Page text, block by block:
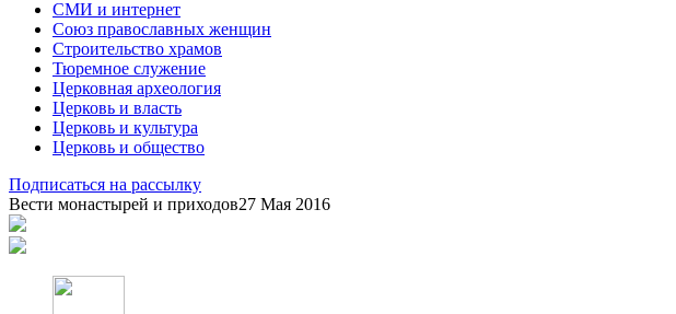
СМИ и интернет
Союз православных женщин
Строительство храмов
Тюремное служение
Церковная археология
Церковь и власть
Церковь и культура
Церковь и общество
Подписаться на рассылку
Вести монастырей и приходов27 Мая 2016